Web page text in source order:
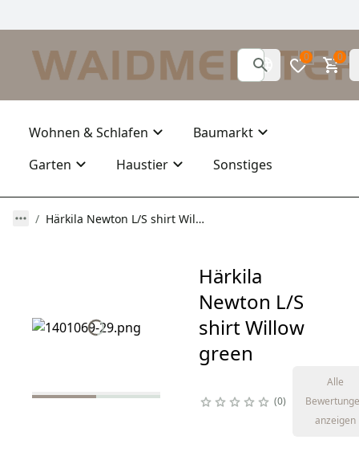
0 0
Wohnen & Schlafen
Baumarkt
Garten
Haustier Sonstiges
Härkila Newton L/S shirt Willow green
Härkila
Newton L/S
shirt Willow
green
0
Alle
anzeigen